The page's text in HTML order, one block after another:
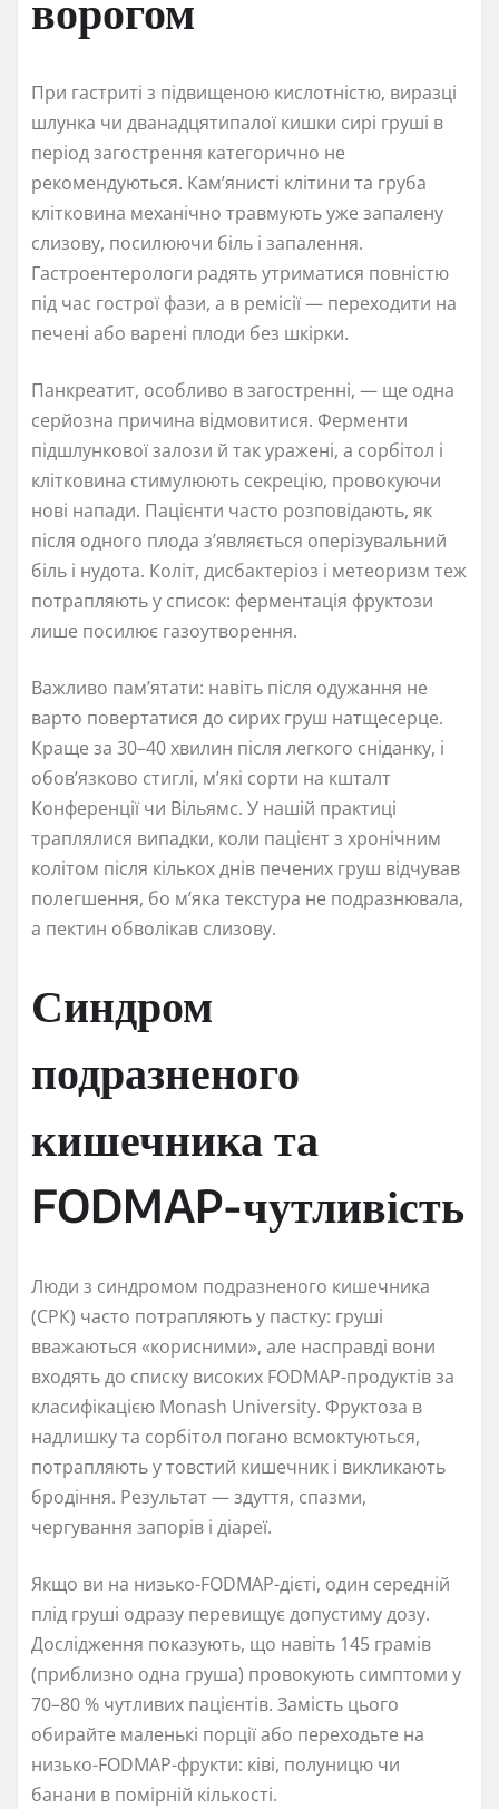
ворогом
При гастриті з підвищеною кислотністю, виразці
шлунка чи дванадцятипалої кишки сирі груші в
період загострення категорично не
рекомендуються. Кам’янисті клітини та груба
клітковина механічно травмують уже запалену
слизову, посилюючи біль і запалення.
Гастроентерологи радять утриматися повністю
під час гострої фази, а в ремісії — переходити на
печені або варені плоди без шкірки.
Панкреатит, особливо в загостренні, — ще одна
серйозна причина відмовитися. Ферменти
підшлункової залози й так уражені, а сорбітол і
клітковина стимулюють секрецію, провокуючи
нові напади. Пацієнти часто розповідають, як
після одного плода з’являється оперізувальний
біль і нудота. Коліт, дисбактеріоз і метеоризм теж
потрапляють у список: ферментація фруктози
лише посилює газоутворення.
Важливо пам’ятати: навіть після одужання не
варто повертатися до сирих груш натщесерце.
Краще за 30–40 хвилин після легкого сніданку, і
обов’язково стиглі, м’які сорти на кшталт
Конференції чи Вільямс. У нашій практиці
траплялися випадки, коли пацієнт з хронічним
колітом після кількох днів печених груш відчував
полегшення, бо м’яка текстура не подразнювала,
а пектин обволікав слизову.
Синдром
подразненого
кишечника та
FODMAP-чутливість
Люди з синдромом подразненого кишечника
(СРК) часто потрапляють у пастку: груші
вважаються «корисними», але насправді вони
входять до списку високих FODMAP-продуктів за
класифікацією Monash University. Фруктоза в
надлишку та сорбітол погано всмоктуються,
потрапляють у товстий кишечник і викликають
бродіння. Результат — здуття, спазми,
чергування запорів і діареї.
Якщо ви на низько-FODMAP-дієті, один середній
плід груші одразу перевищує допустиму дозу.
Дослідження показують, що навіть 145 грамів
(приблизно одна груша) провокують симптоми у
70–80 % чутливих пацієнтів. Замість цього
обирайте маленькі порції або переходьте на
низько-FODMAP-фрукти: ківі, полуницю чи
банани в помірній кількості.